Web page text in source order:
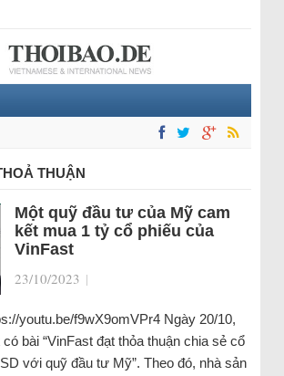
THUẬN
Một quỹ đầu tư của Mỹ cam
kết mua 1 tỷ cổ phiếu của
VinFast
23/10/2023 |
youtu.be/f9wX9omVPr4 Ngày 20/10,
bài “VinFast đạt thỏa thuận chia sẻ cổ
với quỹ đầu tư Mỹ”. Theo đó, nhà sản